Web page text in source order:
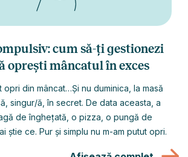
cum să-ți gestionezi
oprești mâncatul în exces
opri din mâncat…Și nu duminica, la masă
singur/ă, în secret. De data aceasta, a
de înghețată, o pizza, o pungă de
știe ce. Pur și simplu nu m-am putut opri.